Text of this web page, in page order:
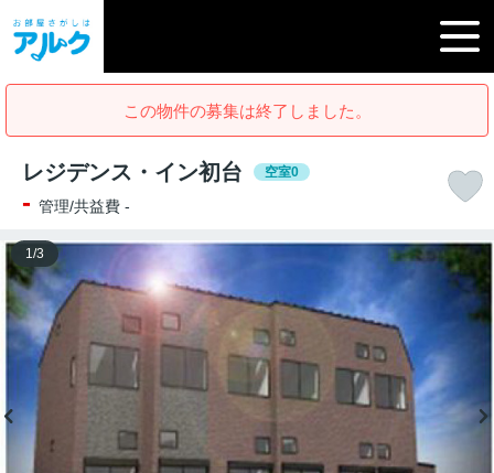
この物件の募集は終了しました。
レジデンス・イン初台 空室0
- 管理/共益費 -
1 /3